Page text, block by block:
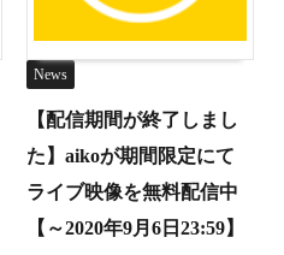
News
【配信期間が終了しまし
た】aikoが期間限定にて
ライブ映像を無料配信中
【～2020年9月6日23:59】